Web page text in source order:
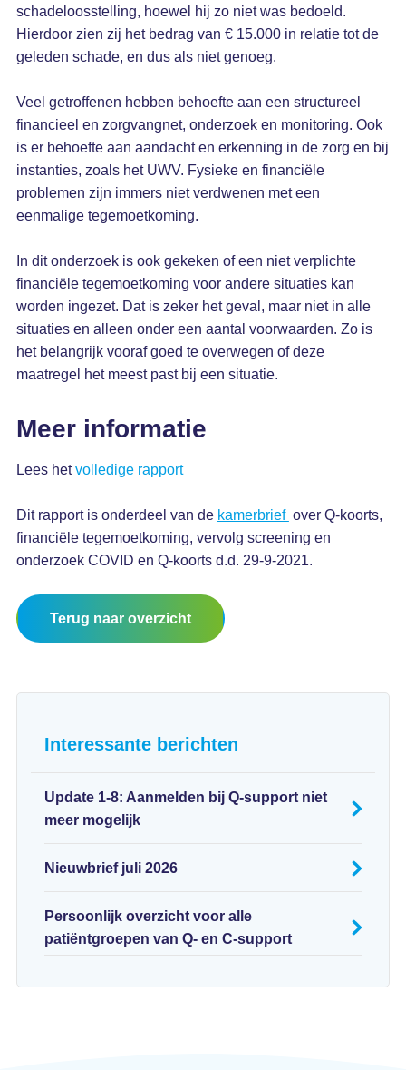
schadeloosstelling, hoewel hij zo niet was bedoeld.
Hierdoor zien zij het bedrag van € 15.000 in relatie tot de
geleden schade, en dus als niet genoeg.
Veel getroffenen hebben behoefte aan een structureel
financieel en zorgvangnet, onderzoek en monitoring. Ook
is er behoefte aan aandacht en erkenning in de zorg en bij
instanties, zoals het UWV. Fysieke en financiële
problemen zijn immers niet verdwenen met een
eenmalige tegemoetkoming.
In dit onderzoek is ook gekeken of een niet verplichte
financiële tegemoetkoming voor andere situaties kan
worden ingezet. Dat is zeker het geval, maar niet in alle
situaties en alleen onder een aantal voorwaarden. Zo is
het belangrijk vooraf goed te overwegen of deze
maatregel het meest past bij een situatie.
Meer informatie
Lees hetvolledige rapport
Dit rapport is onderdeel van de kamerbrief over Q-koorts,
financiële tegemoetkoming, vervolg screening en
onderzoek COVID en Q-koorts d.d. 29-9-2021.
Terug naar overzicht
Interessante berichten
Update 1-8: Aanmelden bij Q-support niet
meer mogelijk
Nieuwbrief juli 2026
Persoonlijk overzicht voor alle
patiëntgroepen van Q- en C-support